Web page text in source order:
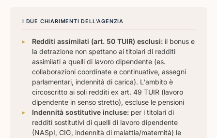
I DUE CHIARIMENTI DELL'AGENZIA
Redditi assimilati (art. 50 TUIR) esclusi: il bonus e
la detrazione non spettano ai titolari di redditi
assimilati a quelli di lavoro dipendente (es.
collaborazioni coordinate e continuative, assegni
parlamentari, indennità di carica). L'ambito è
circoscritto ai soli redditi ex art. 49 TUIR (lavoro
dipendente in senso stretto), escluse le pensioni
Indennità sostitutive incluse: per i titolari di
redditi sostitutivi di quelli di lavoro dipendente
(NASpI, CIG, indennità di malattia/maternità) le